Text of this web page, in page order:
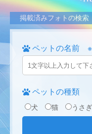
掲載済みフォトの検索
ペットの名前
ペットの種類
犬 猫 うさぎ